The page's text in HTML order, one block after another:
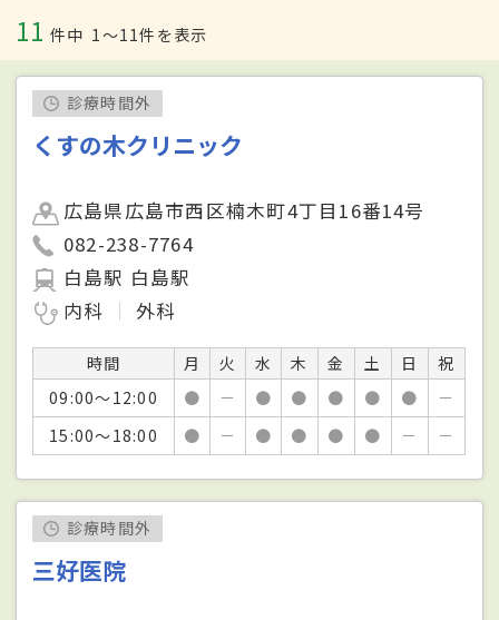
11 件中 1〜11件を表示
診療時間外
くすの木クリニック
広島県広島市西区楠木町4丁目16番14号
082-238-7764
白島駅 白島駅
内科
外科
時間 月 火 水 木 金 土 日
祝
09:00～12:00
● － ● ● ● ● ●
－
15:00～18:00
● － ● ● ● ● － －
診療時間外
三好医院